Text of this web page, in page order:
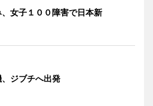
女子１００障害で日本新
、ジブチへ出発